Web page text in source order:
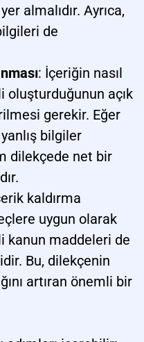
almalıdır. Ayrıca,
de
: İçeriğin nasıl
oluşturduğunun açık
gerekir. Eğer
yanlış bilgiler
dilekçede net bir
kaldırma
uygun olarak
kanun maddeleri de
Bu, dilekçenin
artıran önemli bir